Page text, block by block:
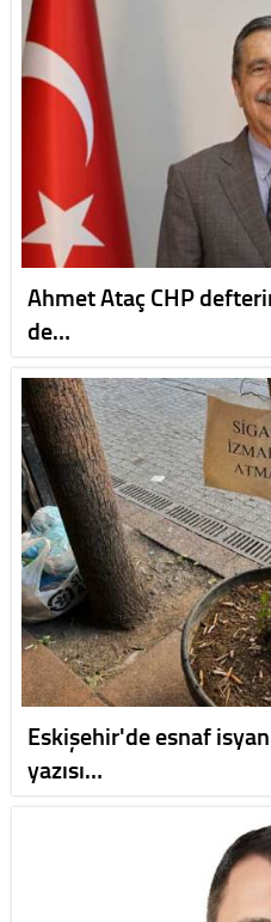
Ahmet Ataç CHP
de…
Eskişehir'de esnaf
yazısı…